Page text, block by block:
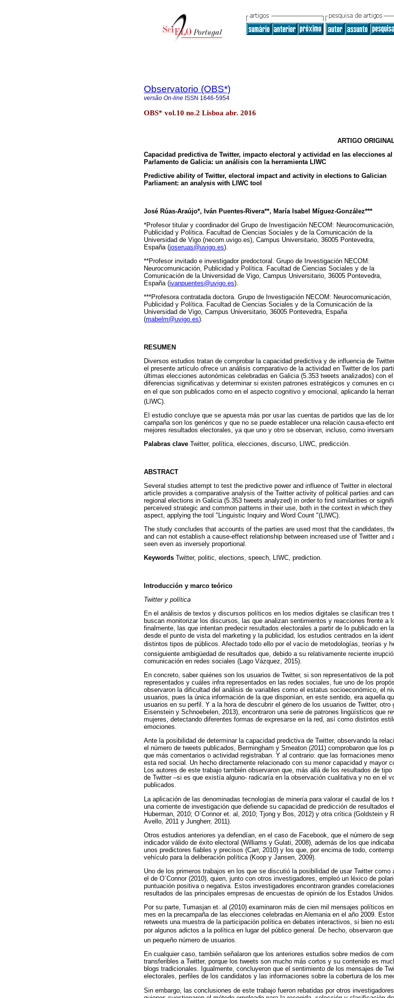
Observatorio (OBS*)
versão On-line ISSN 1646-5954
OBS* vol.10 no.2 Lisboa abr. 2016
ARTIGO
Capacidad predictiva de Twitter, impacto electoral y actividad en las elecciones al
Parlamento de Galicia: un análisis con la herramienta LIWC
Predictive ability of Twitter, electoral impact and activity in elections to Galician
Parliament: an analysis with LIWC tool
José Rúas-Araújo*, Iván Puentes-Rivera**, María Isabel Míguez-González***
*Profesor titular y coordinador del Grupo de Investigación NECOM: Neurocomunicación,
Publicidad y Política. Facultad de Ciencias Sociales y de la Comunicación de la
Universidad de Vigo (necom.uvigo.es), Campus Universitario, 36005 Pontevedra,
España (joseruas@uvigo.es).
**Profesor invitado e investigador predoctoral. Grupo de Investigación NECOM:
Neurocomunicación, Publicidad y Política. Facultad de Ciencias Sociales y de la
Comunicación de la Universidad de Vigo, Campus Universitario, 36005 Pontevedra,
España (ivanpuentes@uvigo.es).
***Profesora contratada doctora. Grupo de Investigación NECOM: Neurocomunicación,
Publicidad y Política. Facultad de Ciencias Sociales y de la Comunicación de la
Universidad de Vigo, Campus Universitario, 36005 Pontevedra, España
(mabelm@uvigo.es).
RESUMEN
Diversos estudios tratan de comprobar la capacidad predictiva y de influencia de
el presente artículo ofrece un análisis comparativo de la actividad en Twitter de los
últimas elecciones autonómicas celebradas en Galicia (5.353 tweets analizados) con
diferencias significativas y determinar si existen patrones estratégicos y comunes en
en el que son publicados como en el aspecto cognitivo y emocional, aplicando la
(LIWC).
El estudio concluye que se apuesta más por usar las cuentas de partidos que las de
campaña son los genéricos y que no se puede establecer una relación causa-efecto
mejores resultados electorales, ya que uno y otro se observan, incluso, como
Palabras clave Twitter, política, elecciones, discurso, LIWC, predicción.
ABSTRACT
Several studies attempt to test the predictive power and influence of Twitter in
article provides a comparative analysis of the Twitter activity of political parties and
regional elections in Galicia (5.353 tweets analyzed) in order to find similarities or
perceived strategic and common patterns in their use, both in the context in which
aspect, applying the tool "Linguistic Inquiry and Word Count "(LIWC).
The study concludes that accounts of the parties are used most that the candidates,
and can not establish a cause-effect relationship between increased use of Twitter
seen even as inversely proportional.
Keywords Twitter, politic, elections, speech, LIWC, prediction.
Introducción y marco teórico
Twitter y política
En el análisis de textos y discursos políticos en los medios digitales se clasifican tres
buscan monitorizar los discursos, las que analizan sentimientos y reacciones frente a
finalmente, las que intentan predecir resultados electorales a partir de lo publicado en
desde el punto de vista del marketing y la publicidad, los estudios centrados en la
distintos tipos de públicos. Afectado todo ello por el vacío de metodologías, teorías y
consiguiente ambigüedad de resultados que, debido a su relativamente reciente
comunicación en redes sociales (Lago Vázquez, 2015).
En concreto, saber quiénes son los usuarios de Twitter, si son representativos de la
representados y cuáles infra representados en las redes sociales, fue uno de los
observaron la dificultad del análisis de variables como el estatus socioeconómico, el
usuarios, pues la única información de la que disponían, en este sentido, era aquella
usuarios en su perfil. Y a la hora de descubrir el género de los usuarios de Twitter, otro
Eisenstein y Schnoebelen, 2013), encontraron una serie de patrones lingüísticos que
mujeres, detectando diferentes formas de expresarse en la red, así como distintos
emociones.
Ante la posibilidad de determinar la capacidad predictiva de Twitter, observando la
el número de tweets publicados, Bermingham y Smeaton (2011) comprobaron que los
que más comentarios o actividad registraban. Y al contrario: que las formaciones
esta red social. Un hecho directamente relacionado con su menor capacidad y mayor
Los autores de este trabajo también observaron que, más allá de los resultados de
de Twitter –si es que existía alguno- radicaría en la observación cualitativa y no en el
publicados.
La aplicación de las denominadas tecnologías de minería para valorar el caudal de los
una corriente de investigación que defiende su capacidad de predicción de resultados
Huberman, 2010; O´Connor et. al, 2010; Tjong y Bos, 2012) y otra crítica (Goldstein y
Avello, 2011 y Jungherr, 2011).
Otros estudios anteriores ya defendían, en el caso de Facebook, que el número de
indicador válido de éxito electoral (Williams y Gulati, 2008), además de los que
unos predictores fiables y precisos (Carr, 2010) y los que, por encima de todo,
vehículo para la deliberación política (Koop y Jansen, 2009).
Uno de los primeros trabajos en los que se discutió la posibilidad de usar Twitter
el de O´Connor (2010), quien, junto con otros investigadores, empleó un léxico de
puntuación positiva o negativa. Estos investigadores encontraron grandes
resultados de las principales empresas de encuestas de opinión de los Estados Unidos.
Por su parte, Tumasjan et. al (2010) examinaron más de cien mil mensajes políticos
mes en la precampaña de las elecciones celebradas en Alemania en el año 2009.
retweets una muestra de la participación política en debates interactivos, si bien no
por algunos adictos a la política en lugar del público general. De hecho, observaron
un pequeño número de usuarios.
En cualquier caso, también señalaron que los anteriores estudios sobre medios de
transferibles a Twitter, porque los tweets son mucho más cortos y su contenido es
blogs tradicionales. Igualmente, concluyeron que el sentimiento de los mensajes de
electorales, perfiles de los candidatos y las informaciones sobre la cobertura de los
Sin embargo, las conclusiones de este trabajo fueron rebatidas por otros